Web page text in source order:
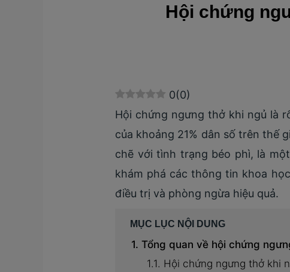
Hội chứng
0(0)
Hội chứng ngưng thở khi ngủ là
của khoảng 21% dân số trên thế
chẽ với tình trạng béo phì, là
khám phá các thông tin khoa
điều trị và phòng ngừa hiệu quả.
MỤC LỤC NỘI DUNG
Tổng quan về hội chứng
Hội chứng ngưng thở khi